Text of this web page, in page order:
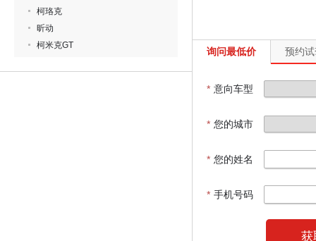
柯珞克
昕动
柯米克GT
询问最低价 预约
* 意向车型
* 您的城市
* 您的姓名
* 手机号码
获